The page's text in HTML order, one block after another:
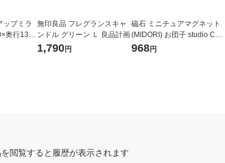
ップミラ
奥行130×
ト NK-24
無印良品 フレグランスキャ
ンドル グリーン Ｌ 良品計画
1,790円
磁石 ミニチュアマグネット
(MIDORI) お団子 studio CLI
P
968円
閲覧すると履歴が表示されます